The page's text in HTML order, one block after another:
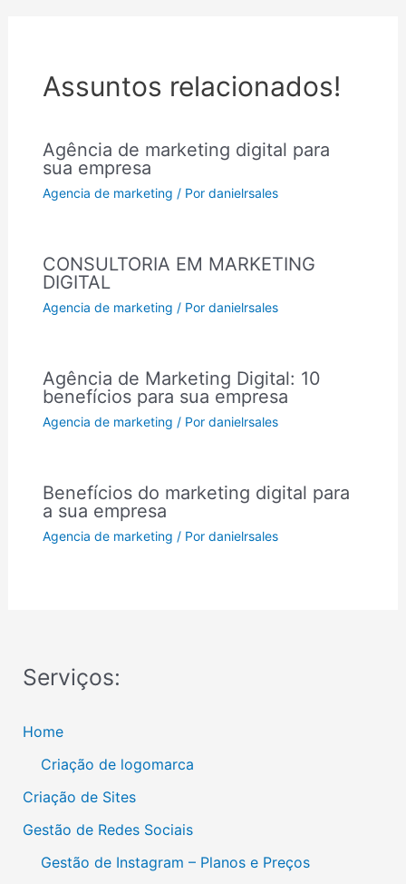
Assuntos relacionados!
Agência de marketing digital para
sua empresa
Agencia de marketing / Pordanielrsales
CONSULTORIA EM MARKETING
DIGITAL
Agencia de marketing / Pordanielrsales
Agência de Marketing Digital: 10
benefícios para sua empresa
Agencia de marketing / Pordanielrsales
Benefícios do marketing digital para
a sua empresa
Agencia de marketing / Pordanielrsales
Serviços:
Home
Criação de logomarca
Criação de Sites
Gestão de Redes Sociais
Gestão de Instagram – Planos e Preços